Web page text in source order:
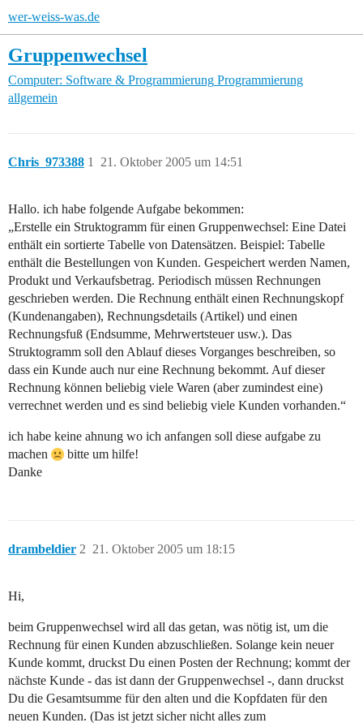
wer-weiss-was.de
Gruppenwechsel
Computer: Software & Programmierung Programmierung
allgemein
Chris_973388 21. Oktober 2005 um 14:51
1
Hallo. ich habe folgende Aufgabe bekommen:
„Erstelle ein Struktogramm für einen Gruppenwechsel: Eine Datei
enthält ein sortierte Tabelle von Datensätzen. Beispiel: Tabelle
enthält die Bestellungen von Kunden. Gespeichert werden Namen,
Produkt und Verkaufsbetrag. Periodisch müssen Rechnungen
geschrieben werden. Die Rechnung enthält einen Rechnungskopf
(Kundenangaben), Rechnungsdetails (Artikel) und einen
Rechnungsfuß (Endsumme, Mehrwertsteuer usw.). Das
Struktogramm soll den Ablauf dieses Vorganges beschreiben, so
dass ein Kunde auch nur eine Rechnung bekommt. Auf dieser
Rechnung können beliebig viele Waren (aber zumindest eine)
verrechnet werden und es sind beliebig viele Kunden vorhanden.“
ich habe keine ahnung wo ich anfangen soll diese aufgabe zu
machen
bitte um hilfe!
Danke
drambeldier 21. Oktober 2005 um 18:15
2
Hi,
beim Gruppenwechsel wird all das getan, was nötig ist, um die
Rechnung für einen Kunden abzuschließen. Solange kein neuer
Kunde kommt, druckst Du einen Posten der Rechnung; kommt der
nächste Kunde - das ist dann der Gruppenwechsel -, dann druckst
Du die Gesamtsumme für den alten und die Kopfdaten für den
neuen Kunden. (Das ist jetzt sicher nicht alles zum